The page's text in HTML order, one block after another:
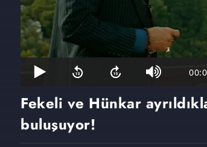
Fekeli ve Hünkar
buluşuyor!